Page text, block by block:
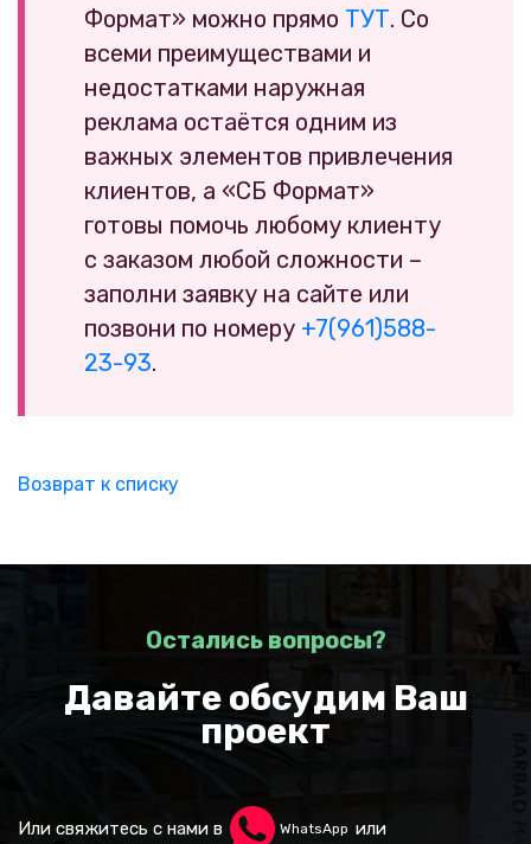
Формат» можно прямо ТУТ. Со
всеми преимуществами и
недостатками наружная
реклама остаётся одним из
важных элементов привлечения
клиентов, а «СБ Формат»
готовы помочь любому клиенту
с заказом любой сложности –
заполни заявку на сайте или
позвони по номеру +7(961)588-
23-93.
Возврат к списку
Остались вопросы?
Давайте обсудим Ваш
проект
Или свяжитесь с нами в WhatsApp или